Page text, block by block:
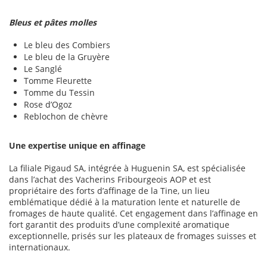
Bleus et pâtes molles
Le bleu des Combiers
Le bleu de la Gruyère
Le Sanglé
Tomme Fleurette
Tomme du Tessin
Rose d’Ogoz
Reblochon de chèvre
Une expertise unique en affinage
La filiale Pigaud SA, intégrée à Huguenin SA, est spécialisée
dans l’achat des Vacherins Fribourgeois AOP et est
propriétaire des forts d’affinage de la Tine, un lieu
emblématique dédié à la maturation lente et naturelle de
fromages de haute qualité. Cet engagement dans l’affinage en
fort garantit des produits d’une complexité aromatique
exceptionnelle, prisés sur les plateaux de fromages suisses et
internationaux.